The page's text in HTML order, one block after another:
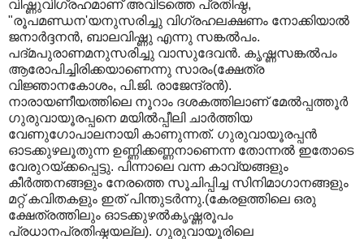
വിഷ്ണുവിഗ്രഹമാണ്‌ അവിടത്തെ പ്രതിഷ്ഠ,
"രൂപമണ്ഡന'യനുസരിച്ചു വിഗ്രഹലക്ഷണം നോക്കിയാല്‍
ജനാര്‍ദ്ദനന്‍, ബാലവിഷ്ണു എന്നു സങ്കല്‍പം.
പദ്മപുരാണമനുസരിച്ചു വാസുദേവന്‍. കൃഷ്ണസങ്കല്‍പം
ആരോപിച്ചിരിക്കയാണെന്നു സാരം(ക്ഷേത്ര
വിജ്ഞാനകോശം, പി.ജി. രാജേന്ദ്രന്‍).
നാരായണീയത്തിലെ നൂറാം ദശകത്തിലാണ്‌ മേല്‍പ്പത്തൂര്‍
ഗുരുവായൂരപ്പനെ മയില്‍പ്പീലി ചാര്‍ത്തിയ
വേണുഗോപാലനായി കാണുന്നത്‌. ഗുരുവായൂരപ്പന്‍
ഓടക്കുഴലൂതുന്ന ഉണ്ണിക്കണ്ണനാണെന്ന തോന്നല്‍ ഇതോടെ
വേരുറയ്ക്കപ്പെട്ടു. പിന്നാലെ വന്ന കാവ്യങ്ങളും
കീര്‍ത്തനങ്ങളും നേരത്തെ സൂചിപ്പിച്ച സിനിമാഗാനങ്ങളും
മറ്റ്‌ കവിതകളും ഇത്‌ പിന്തുടര്‍ന്നു.(കേരളത്തിലെ ഒരു
ക്ഷേത്രത്തിലും ഓടക്കുഴല്‍കൃഷ്ണരൂപം
പ്രധാനപ്രതിഷ്ഠയല്ല). ഗുരുവായൂരിലെ